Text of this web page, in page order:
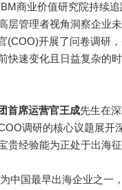
商业价值研究院持续追
层管理者视角洞察企业
(COO)开展了问卷调研
快速变化且日益复杂的
首席运营官王成先生在
调研的核心议题展开
贵经验能为正处于出海
国最早出海企业之一